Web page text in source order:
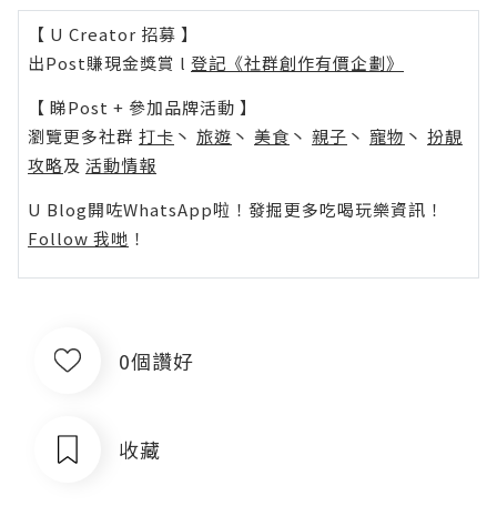
【 U Creator 招募 】
出Post賺現金獎賞 l 登記《社群創作有價企劃》
【 睇Post + 參加品牌活動 】
瀏覽更多社群 打卡 丶 旅遊 丶 美食 丶 親子 丶 寵物 丶 扮靚
攻略及 活動情報
U Blog開咗WhatsApp啦！發掘更多吃喝玩樂資訊！
Follow 我哋 ！
0個讚好
收藏